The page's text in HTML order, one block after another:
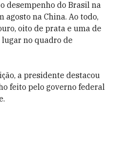
desempenho do Brasil na
na China. Ao todo,
oito de prata e uma de
no quadro de
a presidente destacou
feito pelo governo federal